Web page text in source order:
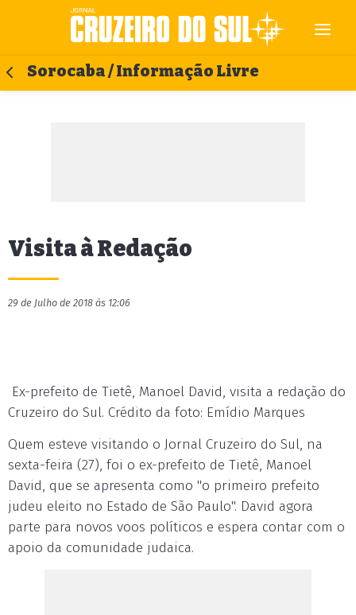
Sorocaba / Informação Livre
Visita à Redação
29 de Julho de 2018 às 12:06
Ex-prefeito de Tietê, Manoel David, visita a redação do
Cruzeiro do Sul. Crédito da foto: Emídio Marques
Quem esteve visitando o Jornal Cruzeiro do Sul, na
sexta-feira (27), foi o ex-prefeito de Tietê, Manoel
David, que se apresenta como "o primeiro prefeito
judeu eleito no Estado de São Paulo". David agora
parte para novos voos políticos e espera contar com o
apoio da comunidade judaica.